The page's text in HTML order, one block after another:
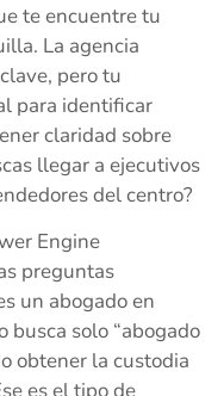
te encuentre tu
La agencia
pero tu
para identificar
claridad sobre
llegar a ejecutivos
del centro?
Engine
preguntas
un abogado en
solo “abogado
obtener la custodia